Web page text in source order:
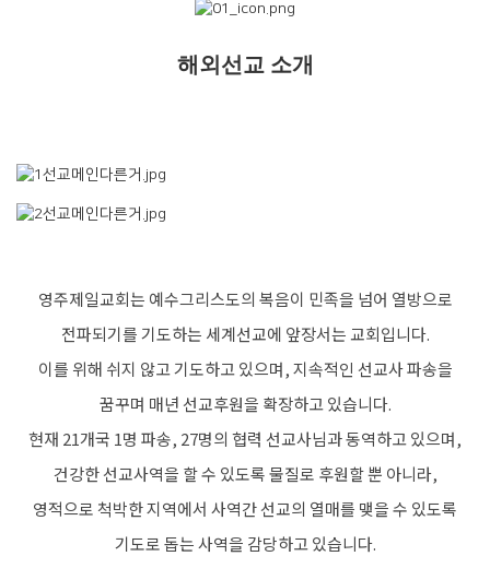
해외선교 소개
영주제일교회는 예수그리스도의 복음이 민족을 넘어 열방으로
전파되기를 기도하는 세계선교에 앞장서는 교회입니다.
이를 위해 쉬지 않고 기도하고 있으며, 지속적인 선교사 파송을
꿈꾸며 매년 선교후원을 확장하고 있습니다.
현재 21개국 1명 파송, 27명의 협력 선교사님과 동역하고 있으며,
건강한 선교사역을 할 수 있도록 물질로 후원할 뿐 아니라,
영적으로 척박한 지역에서 사역간 선교의 열매를 맺을 수 있도록
기도로 돕는 사역을 감당하고 있습니다.